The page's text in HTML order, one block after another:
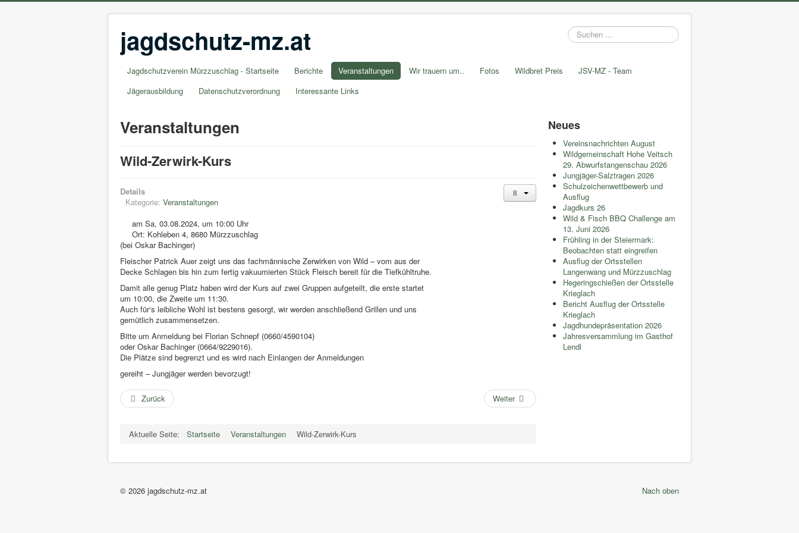
jagdschutz-mz.at
Suchen
...
Jagdschutzverein Mürzzuschlag - Startseite Berichte Veranstaltungen Wir trauern um.. Fotos Wildbret Preis
JSV-MZ - Team
Jägerausbildung
Datenschutzverordnung Interessante Links
Veranstaltungen
Wild-Zerwirk-Kurs
Details
Kategorie: Veranstaltungen
am Sa, 03.08.2024, um 10:00 Uhr
Ort: Kohleben 4, 8680 Mürzzuschlag
(bei Oskar Bachinger)
Fleischer Patrick Auer zeigt uns das fachmännische Zerwirken von Wild – vom aus der
Decke Schlagen bis hin zum fertig vakuumierten Stück Fleisch bereit für die Tiefkühltruhe.
Damit alle genug Platz haben wird der Kurs auf zwei Gruppen aufgeteilt, die erste startet
um 10:00, die Zweite um 11:30.
Auch für‘s leibliche Wohl ist bestens gesorgt, wir werden anschließend Grillen und uns
gemütlich zusammensetzen.
Bitte um Anmeldung bei Florian Schnepf (0660/4590104)
oder Oskar Bachinger (0664/9229016).
Die Plätze sind begrenzt und es wird nach Einlangen der Anmeldungen
gereiht – Jungjäger werden bevorzugt!
Zurück Weiter
Aktuelle Seite: Startseite Veranstaltungen Wild-Zerwirk-Kurs
Neues
Vereinsnachrichten August
Wildgemeinschaft Hohe Veitsch
29. Abwurfstangenschau 2026
Jungjäger-Salztragen 2026
Schulzeichenwettbewerb und
Ausflug
Jagdkurs 26
Wild & Fisch BBQ Challenge am
13. Juni 2026
Frühling in der Steiermark:
Beobachten statt eingreifen
Ausflug der Ortsstellen
Langenwang und Mürzzuschlag
Hegeringschießen der Ortsstelle
Krieglach
Bericht Ausflug der Ortsstelle
Krieglach
Jagdhundepräsentation 2026
Jahresversammlung im Gasthof
Lendl
Nach oben
© 2026 jagdschutz-mz.at